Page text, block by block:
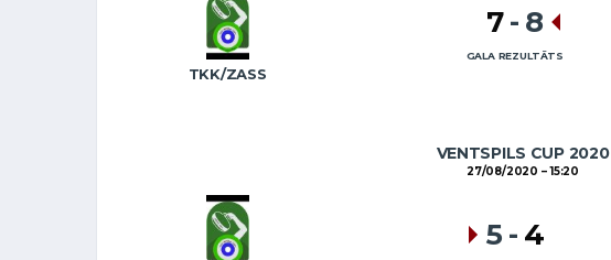
TKK/ZASS
7- 8
GALA REZULTĀTS
VENTSPILS CUP 2020
27/08/2020 15:20
5 - 4